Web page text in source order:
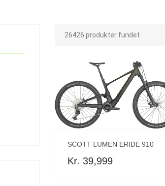
26426 produkter fundet
SCOTT LUMEN ERIDE 910
Kr. 39,999